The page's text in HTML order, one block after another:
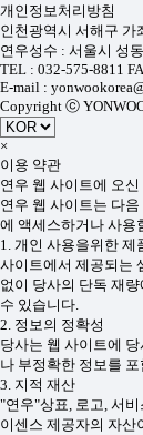
개인정보처리방침
인천광역시 서해구 가
연우성수 : 서울시 성
TEL : 032-575-8811
E-mail :
Copyright ⓒ
×
이용 약관
연우 웹 사이트에 오
연우 웹 사이트는 다
에 액세스하거나 사용
1. 개인 사용을위한 제
사이트에서 제공되는
없이 당사의 단독 재
수 있습니다.
2. 정보의 정확성
당사는 웹 사이트에
나 부정확한 정보를
3. 지적 재산
"연우"상표, 로고, 서
이센스 제공자의 자산